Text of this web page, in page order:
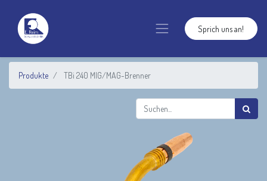
Sprich uns an!
Produkte TBi 240 MIG/MAG-Brenner